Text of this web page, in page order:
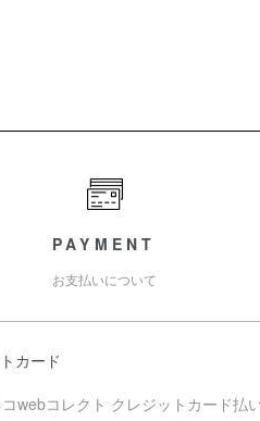
PAYMENT
お支払いについて
カード